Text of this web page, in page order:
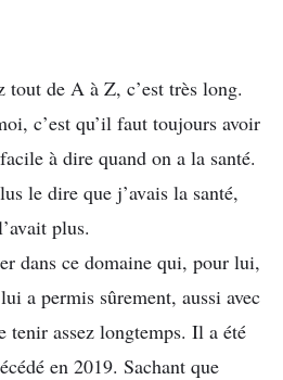
tout de A à Z, c’est très long.
c’est qu’il faut toujours avoir
à dire quand on a la santé.
le dire que j’avais la santé,
plus.
dans ce domaine qui, pour lui,
a permis sûrement, aussi avec
tenir assez longtemps. Il a été
en 2019. Sachant que